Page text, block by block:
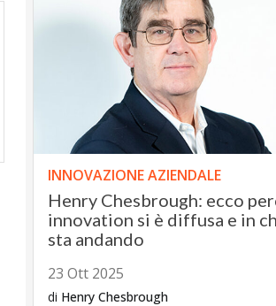
INNOVAZIONE AZIENDALE
Henry Chesbrough: ecco
innovation si è diffusa e in
sta andando
23 Ott 2025
di Henry Chesbrough